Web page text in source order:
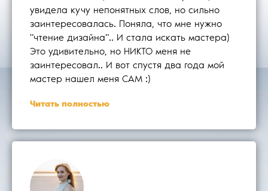
увидела кучу непонятных слов, но сильно
заинтересовалась. Поняла, что мне нужно
"чтение дизайна".. И стала искать мастера)
Это удивительно, но НИКТО меня не
заинтересовал.. И вот спустя два года мой
мастер нашел меня САМ :)
Читать полностью